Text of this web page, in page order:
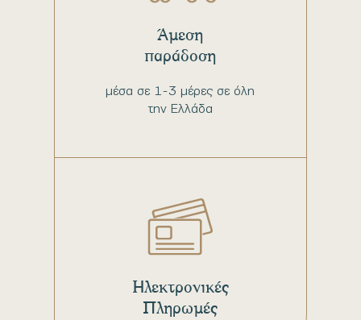
μέσα σε 1-3 μέρες σε όλη
την Ελλάδα
Άμεση
παράδοση
Ηλεκτρονικές
Πληρωμές